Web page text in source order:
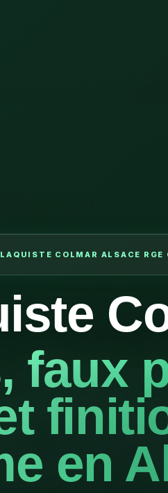
COLMAR ALSACE RGE
faux
en